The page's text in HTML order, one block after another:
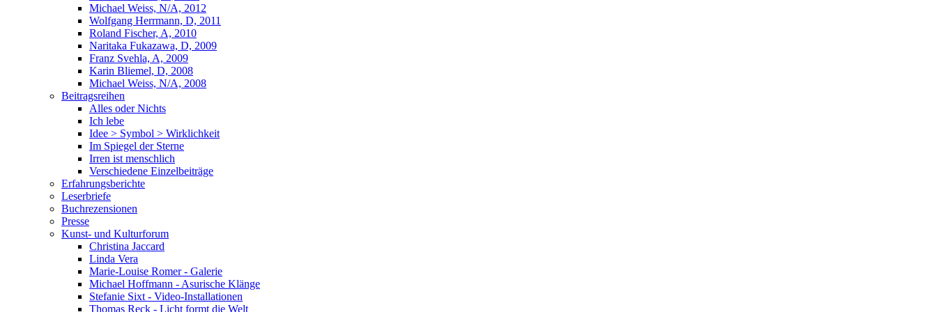
Michael Weiss, N/A, 2012
Wolfgang Herrmann, D, 2011
Roland Fischer, A, 2010
Naritaka Fukazawa, D, 2009
Franz Svehla, A, 2009
Karin Bliemel, D, 2008
Michael Weiss, N/A, 2008
Beitragsreihen
Alles oder Nichts
Ich lebe
Idee > Symbol > Wirklichkeit
Im Spiegel der Sterne
Irren ist menschlich
Verschiedene Einzelbeiträge
Erfahrungsberichte
Leserbriefe
Buchrezensionen
Presse
Kunst- und Kulturforum
Christina Jaccard
Linda Vera
Marie-Louise Romer - Galerie
Michael Hoffmann - Asurische Klänge
Stefanie Sixt - Video-Installationen
Thomas Reck - Licht formt die Welt